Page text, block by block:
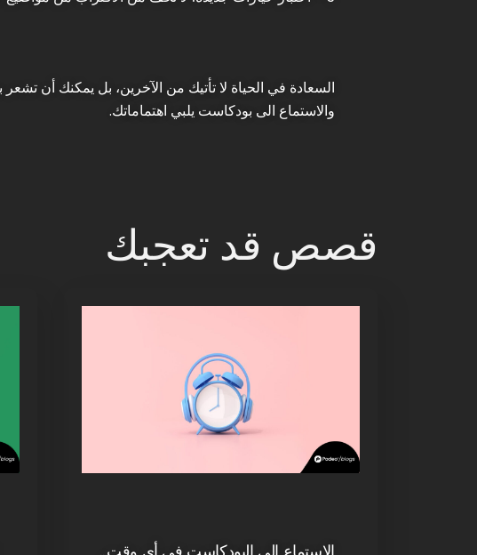
السعادة في الحياة لا تأتيك من الآخرين، بل يمكنك أن
والاستماع الى بودكاست يلبي اهتماماتك.
قصص قد تعجبك